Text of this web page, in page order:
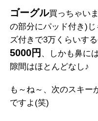
ゴーグル買っちゃい
の部分にパッド付き)
ズ付きで3万くらいす
5000円 、しかも鼻に
隙間はほとんどなし♪
も～ね～、次のスキー
ですよ(笑)